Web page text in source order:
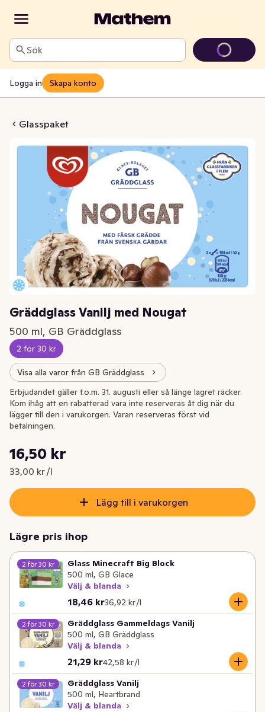
Sök
Logga in Skapa konto
Glasspaket
med Nougat
Gräddglass Vanilj med Nougat
500 ml, GB Gräddglass
2 för 30 kr
Visa alla varor från GB Gräddglass
Nuvarande pris är: 16,50 kr
16,50 kr
33,00 kr /l
Styckpris: 33,00 kr /l
Erbjudandet gäller t.o.m. 31. augusti eller så länge lagret räcker.
Kom ihåg att en rabatterad vara inte reserveras åt dig när du
lägger till den i varukorgen. Varan reserveras först vid
betalningen.
Lägg till i varukorgen
Lägre pris ihop
2 för 30 kr
Glass Minecraft Big Block
500 ml, GB Glace
Välj & blanda
18,46 kr
Nuvarande pris är: 18,46 kr
36,92 kr /l
Styckpris: 36,92 kr /l
2 för 30 kr
Gräddglass Gammeldags Vanilj
500 ml, GB Gräddglass
Välj & blanda
21,29 kr
Nuvarande pris är: 21,29 kr
42,58 kr /l
Styckpris: 42,58 kr /l
2 för 30 kr
Gräddglass Vanilj
500 ml, Heartbrand
Välj & blanda